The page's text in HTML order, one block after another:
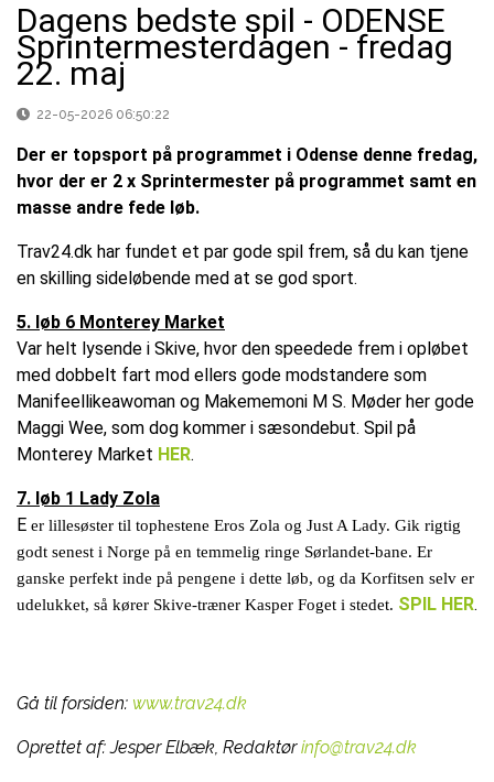
Dagens bedste spil - ODENSE
Sprintermesterdagen - fredag
22. maj
22-05-2026 06:50:22
Der er topsport på programmet i Odense denne fredag,
hvor der er 2 x Sprintermester på programmet samt en
masse andre fede løb.
Trav24.dk har fundet et par gode spil frem, så du kan tjene
en skilling sideløbende med at se god sport.
5. løb 6 Monterey Market
Var helt lysende i Skive, hvor den speedede frem i opløbet
med dobbelt fart mod ellers gode modstandere som
Manifeellikeawoman og Makememoni M S. Møder her gode
Maggi Wee, som dog kommer i sæsondebut. Spil på
Monterey Market HER.
7. løb 1 Lady Zola
E er lillesøster til tophestene Eros Zola og Just A Lady. Gik rigtig
godt senest i Norge på en temmelig ringe Sørlandet-bane. Er
ganske perfekt inde på pengene i dette løb, og da Korfitsen selv er
udelukket, så kører Skive-træner Kasper Foget i stedet. SPIL HER.
Gå til forsiden: www.trav24.dk
Oprettet af:Jesper Elbæk, Redaktør info@trav24.dk